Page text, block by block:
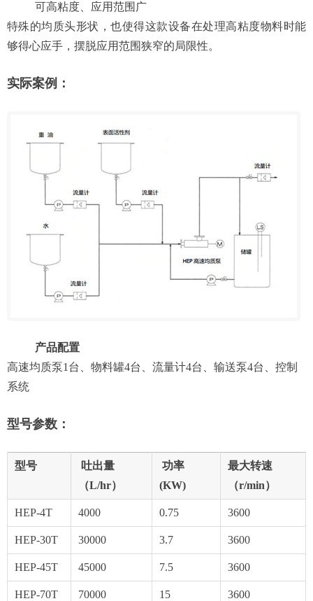
可高粘度、应用范围广
特殊的均质头形状，也使得这款设备在处理高粘度物料时能
够得心应手，摆脱应用范围狭窄的局限性。
实际案例：
产品配置
高速均质泵1台、物料罐4台、流量计4台、输送泵4台、控制
系统
型号参数：
型号
吐出量
（L/hr）
功率
(KW)
最大转速
（r/min）
HEP-4T 4000 0.75 3600
HEP-30T 30000 3.7 3600
HEP-45T 45000 7.5 3600
HEP-70T 70000 15 3600